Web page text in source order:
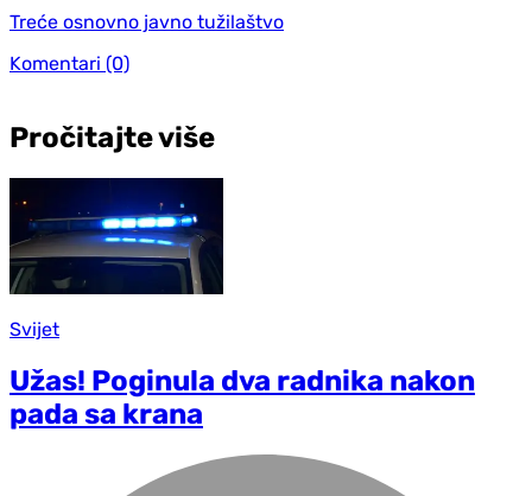
Treće osnovno javno tužilaštvo
Komentari (0)
Pročitajte više
Svijet
Užas! Poginula dva radnika nakon
pada sa krana